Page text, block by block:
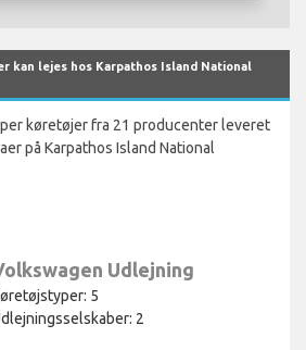
kan lejes hos Karpathos Island National
køretøjer fra 21 producenter leveret
på Karpathos Island National
Udlejning
5
2